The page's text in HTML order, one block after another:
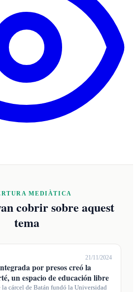
MEDIÀTICA
cobrir sobre aquest
tema
21/11/2024
por presos creó la
un espacio de educación libre
la cárcel de Batán fundó la Universidad